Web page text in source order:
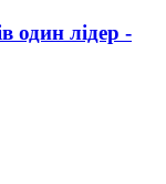
один лідер -